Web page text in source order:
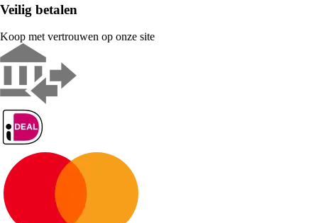
Veilig betalen
Koop met vertrouwen op onze site